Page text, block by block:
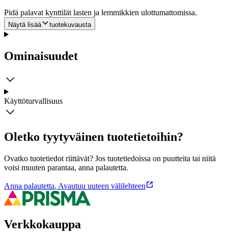
Pidä palavat kynttilät lasten ja lemmikkien ulottumattomissa.
Näytä lisää tuotekuvausta
Ominaisuudet
Käyttöturvallisuus
Oletko tyytyväinen tuotetietoihin?
Ovatko tuotetiedot riittävät? Jos tuotetiedoissa on puutteita tai niitä
voisi muuten parantaa, anna palautetta.
Anna palautetta, Avautuu uuteen välilehteen
Verkkokauppa